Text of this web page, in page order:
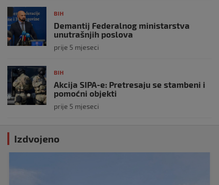
BIH
Demantij Federalnog ministarstva
unutrašnjih poslova
prije 5 mjeseci
BIH
Akcija SIPA-e: Pretresaju se stambeni i
pomoćni objekti
prije 5 mjeseci
Izdvojeno